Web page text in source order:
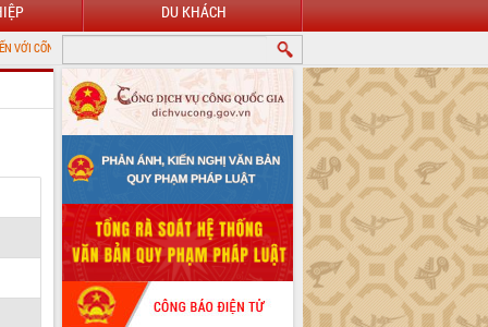
DU KHÁCH
TIN ĐIỆN TỬ TỈNH ĐẮK LẮK